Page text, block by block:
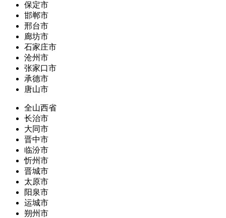
保定市
邯郸市
邢台市
廊坊市
石家庄市
沧州市
张家口市
承德市
唐山市
全山西省
长治市
大同市
晋中市
临汾市
忻州市
晋城市
太原市
阳泉市
运城市
朔州市